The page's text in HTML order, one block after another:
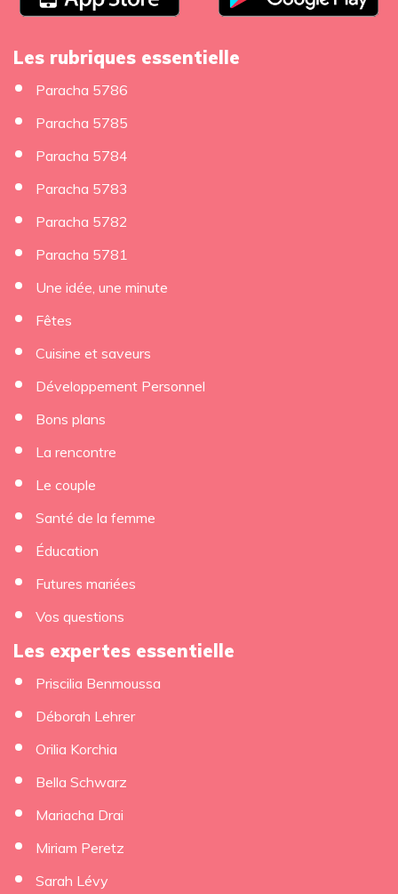
Les rubriques essentielle
Paracha 5786
Paracha 5785
Paracha 5784
Paracha 5783
Paracha 5782
Paracha 5781
Une idée, une minute
Fêtes
Cuisine et saveurs
Développement Personnel
Bons plans
La rencontre
Le couple
Santé de la femme
Éducation
Futures mariées
Vos questions
Les expertes essentielle
Priscilia Benmoussa
Déborah Lehrer
Orilia Korchia
Bella Schwarz
Mariacha Drai
Miriam Peretz
Sarah Lévy